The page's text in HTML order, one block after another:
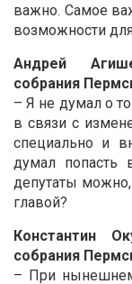
важно. Самое
возможности
Андрей
собрания
– Я не думал о
в связи с
специально и
думал попасть
депутаты можно,
главой?
Константин
собрания
– При нынешнем